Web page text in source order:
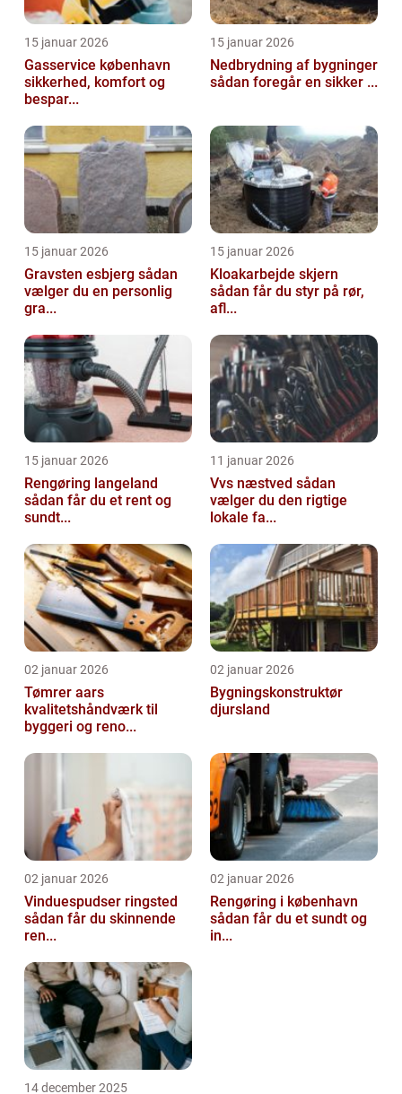
15 januar 2026
Gasservice københavn
sikkerhed, komfort og
bespar...
15 januar 2026
Nedbrydning af bygninger
sådan foregår en sikker ...
15 januar 2026
Gravsten esbjerg sådan
vælger du en personlig
gra...
15 januar 2026
Kloakarbejde skjern
sådan får du styr på rør,
afl...
15 januar 2026
Rengøring langeland
sådan får du et rent og
sundt...
11 januar 2026
Vvs næstved sådan
vælger du den rigtige
lokale fa...
02 januar 2026
Tømrer aars
kvalitetshåndværk til
byggeri og reno...
02 januar 2026
Bygningskonstruktør
djursland
02 januar 2026
Vinduespudser ringsted
sådan får du skinnende
ren...
02 januar 2026
Rengøring i københavn
sådan får du et sundt og
in...
14 december 2025